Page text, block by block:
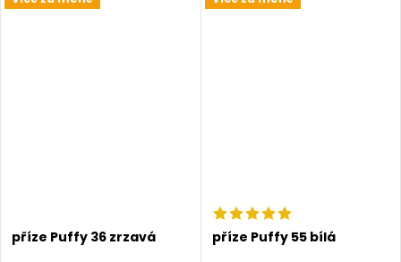
příze Puffy 36 zrzavá příze Puffy 55 bílá